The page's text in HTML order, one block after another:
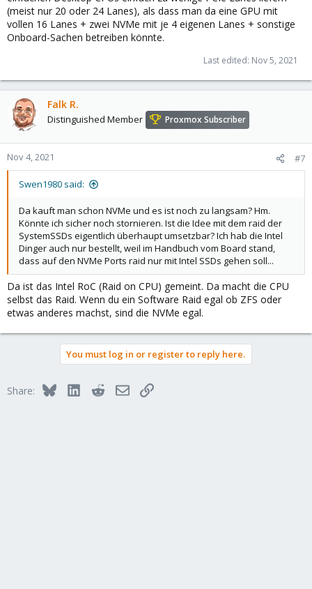
(meist nur 20 oder 24 Lanes), als dass man da eine GPU mit
vollen 16 Lanes + zwei NVMe mit je 4 eigenen Lanes + sonstige
Onboard-Sachen betreiben könnte.
Last edited: Nov 5, 2021
Falk R.
Distinguished Member Proxmox Subscriber
Nov 4, 2021 #7
Swen1980 said:
Da kauft man schon NVMe und es ist noch zu langsam? Hm.
Könnte ich sicher noch stornieren. Ist die Idee mit dem raid der
SystemSSDs eigentlich überhaupt umsetzbar? Ich hab die Intel
Dinger auch nur bestellt, weil im Handbuch vom Board stand,
dass auf den NVMe Ports raid nur mit Intel SSDs gehen soll...
Da ist das Intel RoC (Raid on CPU) gemeint. Da macht die CPU
selbst das Raid. Wenn du ein Software Raid egal ob ZFS oder
etwas anderes machst, sind die NVMe egal.
You must log in or register to reply here.
Share: BlueskyLinkedInRedditEmailLink